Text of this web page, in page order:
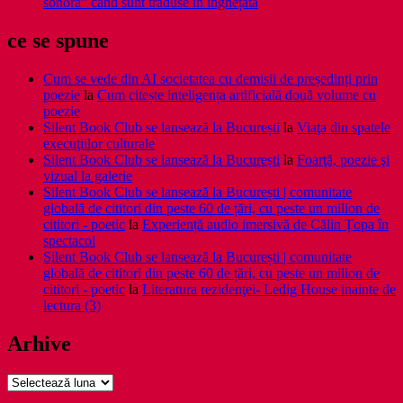
ce se spune
Cum se vede din AI societatea cu demisii de președinți prin
poezie la Cum citește inteligența artificială două volume cu
poezie
Silent Book Club se lansează la București la Viaţa din spatele
execuţiilor culturale
Silent Book Club se lansează la București la Foarţă, poezie şi
vizual la galerie
Silent Book Club se lansează la București | comunitate
globală de cititori din peste 60 de țări, cu peste un milion de
cititori - poetic la Experiență audio imersivă de Călin Țopa în
spectacol
Silent Book Club se lansează la București | comunitate
globală de cititori din peste 60 de țări, cu peste un milion de
cititori - poetic la Literatura rezidenţei- Ledig House inainte de
lectura (3)
Arhive
Arhive